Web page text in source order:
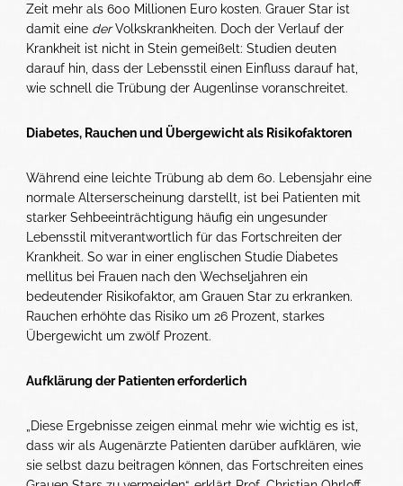
Zeit mehr als 600 Millionen Euro kosten. Grauer Star ist
damit eine derVolkskrankheiten. Doch der Verlauf der
Krankheit ist nicht in Stein gemeißelt: Studien deuten
darauf hin, dass der Lebensstil einen Einfluss darauf hat,
wie schnell die Trübung der Augenlinse voranschreitet.
Diabetes, Rauchen und Übergewicht als Risikofaktoren
Während eine leichte Trübung ab dem 60. Lebensjahr eine
normale Alterserscheinung darstellt, ist bei Patienten mit
starker Sehbeeinträchtigung häufig ein ungesunder
Lebensstil mitverantwortlich für das Fortschreiten der
Krankheit. So war in einer englischen Studie Diabetes
mellitus bei Frauen nach den Wechseljahren ein
bedeutender Risikofaktor, am Grauen Star zu erkranken.
Rauchen erhöhte das Risiko um 26 Prozent, starkes
Übergewicht um zwölf Prozent.
Aufklärung der Patienten erforderlich
„Diese Ergebnisse zeigen einmal mehr wie wichtig es ist,
dass wir als Augenärzte Patienten darüber aufklären, wie
sie selbst dazu beitragen können, das Fortschreiten eines